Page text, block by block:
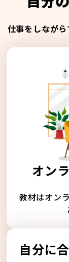
仕事をしなが
オン
教材はオン
自分に